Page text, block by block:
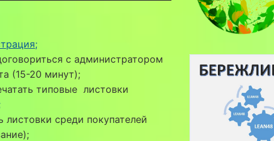
с администратором
(15-20 минут);
типовые листовки
среди покупателей